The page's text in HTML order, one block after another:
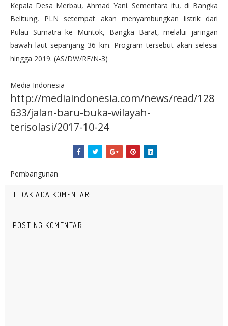
Kepala Desa Merbau, Ahmad Yani. Sementara itu, di Bangka
Belitung, PLN setempat akan menyambungkan listrik dari
Pulau Sumatra ke Muntok, Bangka Barat, melalui jaring­an
bawah laut sepanjang 36 km. Program tersebut akan selesai
hingga 2019. (AS/DW/RF/N-3)
Media Indonesia
http://mediaindonesia.com/news/read/128
633/jalan-baru-buka-wilayah-
terisolasi/2017-10-24
Pembangunan
TIDAK ADA KOMENTAR:
POSTING KOMENTAR